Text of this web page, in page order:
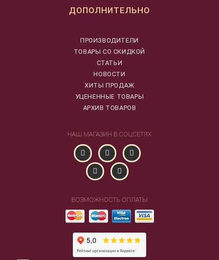
ДОПОЛНИТЕЛЬНО
ПРОИЗВОДИТЕЛИ
ТОВАРЫ СО СКИДКОЙ
СТАТЬИ
НОВОСТИ
ХИТЫ ПРОДАЖ
УЦЕНЕННЫЕ ТОВАРЫ
АРХИВ ТОВАРОВ
НАШ МАГАЗИН В СОЦСЕТЯХ
ВОЗМОЖНОСТЬ ОПЛАТЫ